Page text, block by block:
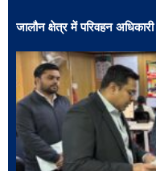
जालौन क्षेत्र में परिवहन